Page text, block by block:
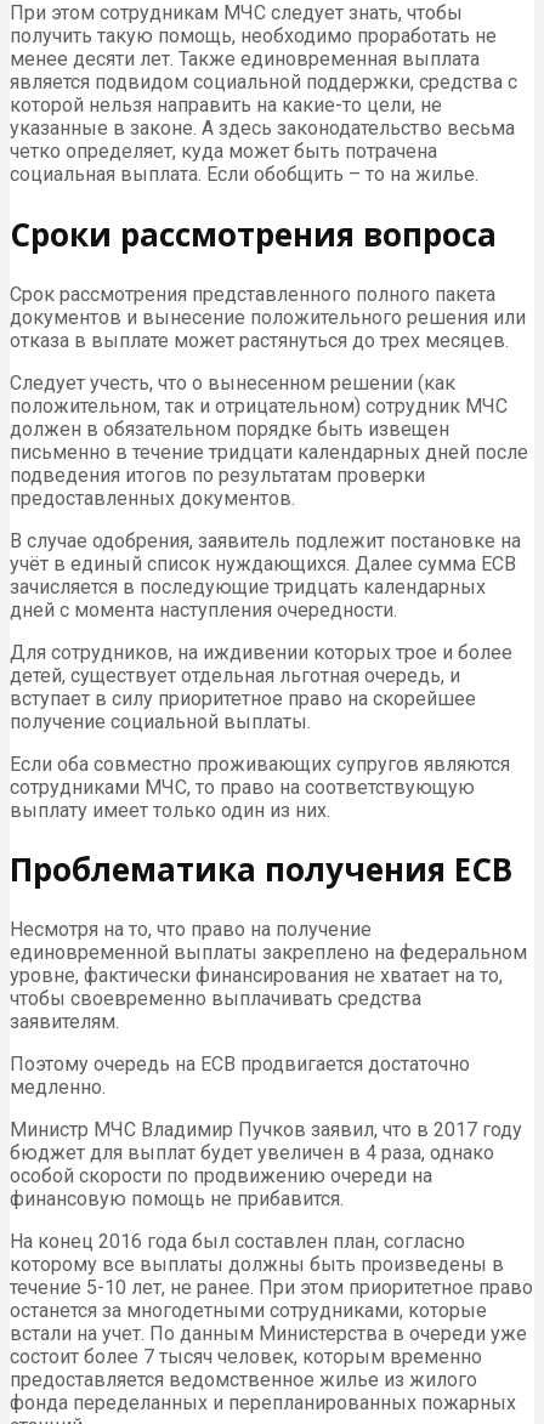
При этом сотрудникам МЧС следует знать, чтобы
получить такую помощь, необходимо проработать не
менее десяти лет. Также единовременная выплата
является подвидом социальной поддержки, средства с
которой нельзя направить на какие-то цели, не
указанные в законе. А здесь законодательство весьма
четко определяет, куда может быть потрачена
социальная выплата. Если обобщить – то на жилье.
Сроки рассмотрения вопроса
Срок рассмотрения представленного полного пакета
документов и вынесение положительного решения или
отказа в выплате может растянуться до трех месяцев.
Следует учесть, что о вынесенном решении (как
положительном, так и отрицательном) сотрудник МЧС
должен в обязательном порядке быть извещен
письменно в течение тридцати календарных дней после
подведения итогов по результатам проверки
предоставленных документов.
В случае одобрения, заявитель подлежит постановке на
учёт в единый список нуждающихся. Далее сумма ЕСВ
зачисляется в последующие тридцать календарных
дней с момента наступления очередности.
Для сотрудников, на иждивении которых трое и более
детей, существует отдельная льготная очередь, и
вступает в силу приоритетное право на скорейшее
получение социальной выплаты.
Если оба совместно проживающих супругов являются
сотрудниками МЧС, то право на соответствующую
выплату имеет только один из них.
Проблематика получения ЕСВ
Несмотря на то, что право на получение
единовременной выплаты закреплено на федеральном
уровне, фактически финансирования не хватает на то,
чтобы своевременно выплачивать средства
заявителям.
Поэтому очередь на ЕСВ продвигается достаточно
медленно.
Министр МЧС Владимир Пучков заявил, что в 2017 году
бюджет для выплат будет увеличен в 4 раза, однако
особой скорости по продвижению очереди на
финансовую помощь не прибавится.
На конец 2016 года был составлен план, согласно
которому все выплаты должны быть произведены в
течение 5-10 лет, не ранее. При этом приоритетное право
останется за многодетными сотрудниками, которые
встали на учет. По данным Министерства в очереди уже
состоит более 7 тысяч человек, которым временно
предоставляется ведомственное жилье из жилого
фонда переделанных и перепланированных пожарных